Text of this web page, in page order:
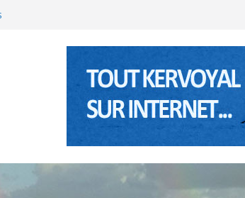
Anne à Pénerf
2025 à Kervoyal & Damgan